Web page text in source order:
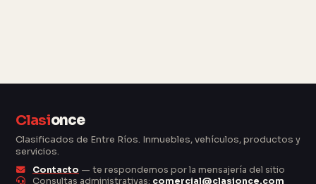
Clasionce
Clasificados de Entre Ríos. Inmuebles, vehículos, productos y
servicios.
Contacto — te respondemos por la mensajería del sitio
Consultas administrativas: comercial@clasionce.com